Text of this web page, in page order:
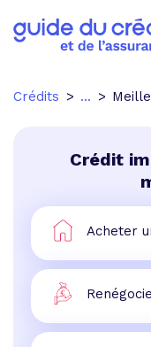
Crédits ...
Crédit
Acheter